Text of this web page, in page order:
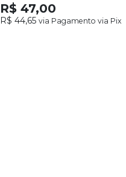
R$ 47,00
R$ 44,65 via Pagamento via Pix